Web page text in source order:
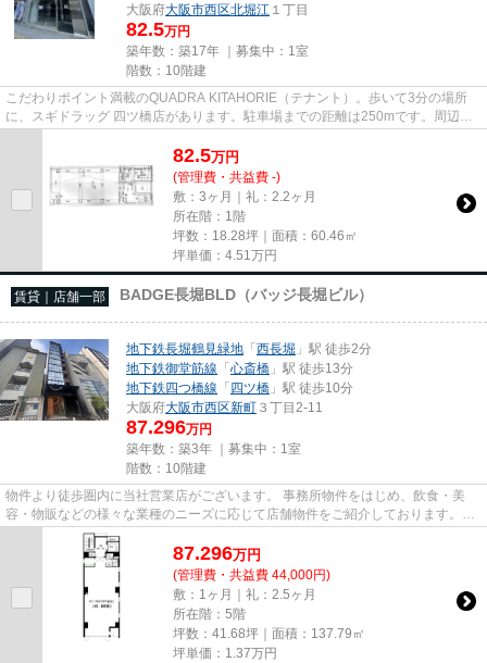
大阪府大阪市西区北堀江 １丁目
82.5万円
築年数：築17年 ｜募集中： 1室
階数：10階建
こだわりポイント満載のQUADRA KITAHORIE（テナント）。歩いて3分の場所
に、スギドラッグ 四ツ橋店があります。駐車場までの距離は250mです。周辺に
は、徒歩1分で利用できる駅がありま...
82.5万円
(管理費・共益費 -)
敷：3ヶ月｜礼：2.2ヶ月
所在階：1階
坪数：18.28坪｜面積：60.46㎡
坪単価： 4.51 万円
賃貸｜店舗一部 BADGE長堀BLD（バッジ長堀ビル）
地下鉄長堀鶴見緑地 「西長堀 」駅 徒歩2分
地下鉄御堂筋線 「心斎橋 」駅 徒歩13分
地下鉄四つ橋線 「四ツ橋 」駅 徒歩10分
大阪府大阪市西区新町 ３丁目2-11
87.296万円
築年数：築3年 ｜募集中： 1室
階数：10階建
物件より徒歩圏内に当社営業店がございます。 事務所物件をはじめ、飲食・美
容・物販などの様々な業種のニーズに応じて店舗物件をご紹介しております。
尚、弊社ではおとり広告は一切...
87.296万円
(管理費・共益費 44,000円)
敷：1ヶ月｜礼：2.5ヶ月
所在階：5階
坪数：41.68坪｜面積：137.79㎡
坪単価： 1.37万円